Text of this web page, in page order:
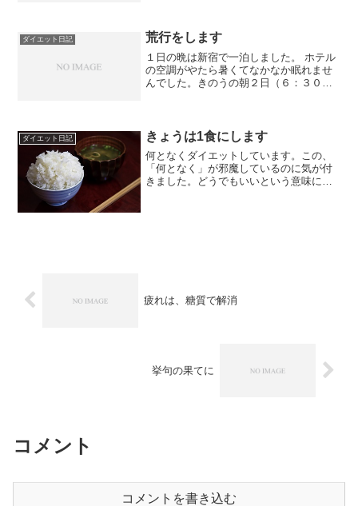
回復していないのか、身...
ダイエット日記 荒行をします
１日の晩は新宿で一泊しました。 ホテル
の空調がやたら暑くてなかなか眠れませ
んでした。きのうの朝２日（６：３０）
計がなかったので。...
ダイエット日記 きょうは1食にします
何となくダイエットしています。この、
「何となく」が邪魔しているのに気が付
きました。どうでもいいという意味にと
疲れは、糖質で解消
挙句の果てに
コメント
コメントを書き込む